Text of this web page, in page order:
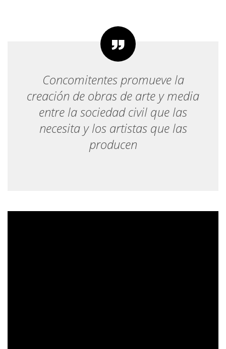
Concomitentes promueve la
creación de obras de arte y media
entre la sociedad civil que las
necesita y los artistas que las
producen